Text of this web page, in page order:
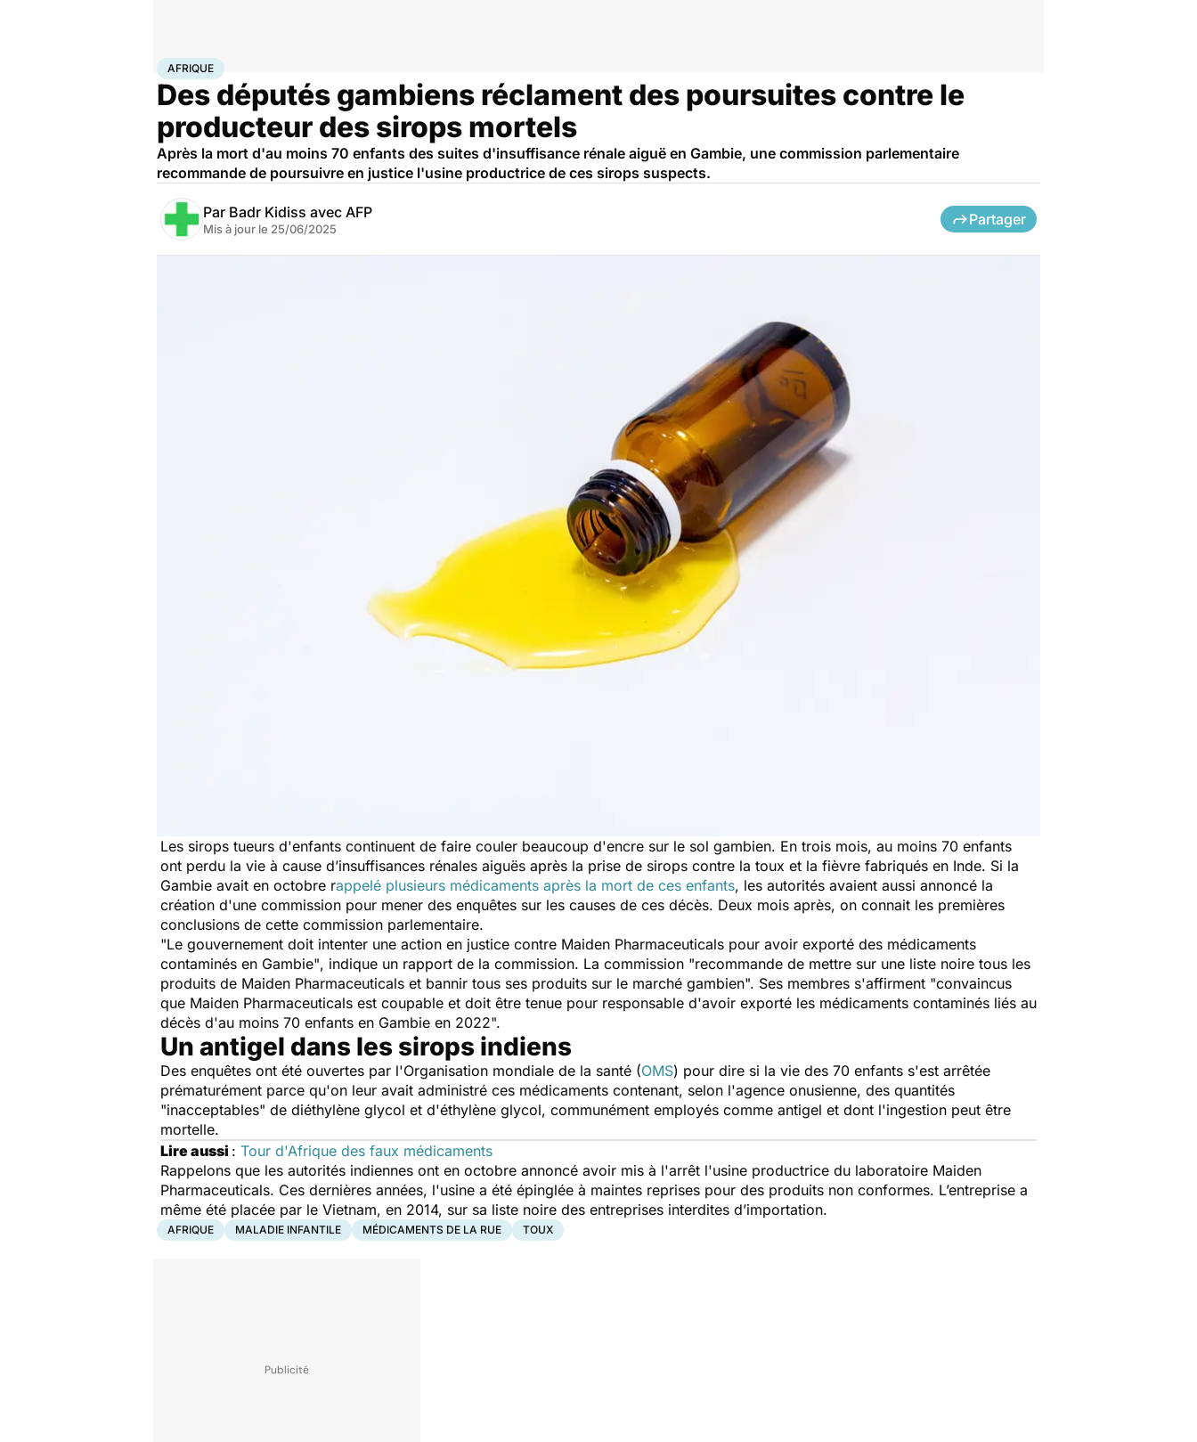
AccueilSantéMédicaments
AFRIQUE
Des députés gambiens réclament des poursuites contre le
producteur des sirops mortels
Après la mort d'au moins 70 enfants des suites d'insuffisance rénale aiguë en Gambie, une commission parlementaire
recommande de poursuivre en justice l'usine productrice de ces sirops suspects.
Par Badr Kidiss avec AFP
Mis à jour le 25/06/2025
Partager
Les sirops tueurs d'enfants continuent de faire couler beaucoup d'encre sur le sol gambien. En trois mois, au moins 70 enfants
ont perdu la vie à cause d’insuffisances rénales aiguës après la prise de sirops contre la toux et la fièvre fabriqués en Inde. Si la
Gambie avait en octobre rappelé plusieurs médicaments après la mort de ces enfants, les autorités avaient aussi annoncé la
création d'une commission pour mener des enquêtes sur les causes de ces décès. Deux mois après, on connait les premières
conclusions de cette commission parlementaire.
"Le gouvernement doit intenter une action en justice contre Maiden Pharmaceuticals pour avoir exporté des médicaments
contaminés en Gambie", indique un rapport de la commission. La commission "recommande de mettre sur une liste noire tous les
produits de Maiden Pharmaceuticals et bannir tous ses produits sur le marché gambien". Ses membres s'affirment "convaincus
que Maiden Pharmaceuticals est coupable et doit être tenue pour responsable d'avoir exporté les médicaments contaminés liés au
décès d'au moins 70 enfants en Gambie en 2022".
Un antigel dans les sirops indiens
Des enquêtes ont été ouvertes par l'Organisation mondiale de la santé (OMS) pour dire si la vie des 70 enfants s'est arrêtée
prématurément parce qu'on leur avait administré ces médicaments contenant, selon l'agence onusienne, des quantités
"inacceptables" de diéthylène glycol et d'éthylène glycol, communément employés comme antigel et dont l'ingestion peut être
mortelle.
Lire aussi : Tour d'Afrique des faux médicaments
Rappelons que les autorités indiennes ont en octobre annoncé avoir mis à l'arrêt l'usine productrice du laboratoire Maiden
Pharmaceuticals. Ces dernières années, l'usine a été épinglée à maintes reprises pour des produits non conformes. L’entreprise a
même été placée par le Vietnam, en 2014, sur sa liste noire des entreprises interdites d’importation.
AFRIQUE MALADIE INFANTILE MÉDICAMENTS DE LA RUE TOUX